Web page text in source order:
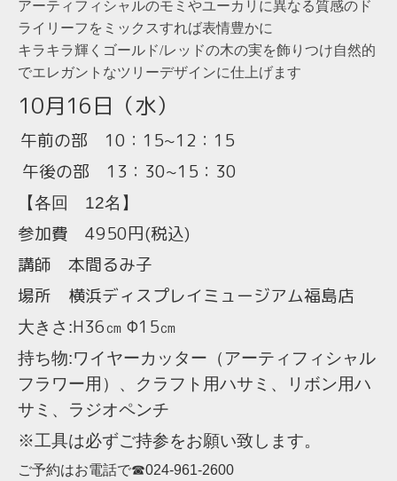
アーティフィシャルのモミやユーカリに異なる質感のド
ライリーフをミックスすれば表情豊かに
キラキラ輝くゴールド/レッドの木の実を飾りつけ自然的
でエレガントなツリーデザインに仕上げます
10月16日（水）
午前の部 10：15~12：15
午後の部 13：30~15：30
【各回 12名】
参加費 4950円(税込)
講師 本間るみ子
場所 横浜ディスプレイミュージアム福島店
大きさ :H36㎝ Φ15㎝
持ち物:ワイヤーカッター（アーティフィシャル
フラワー用）、クラフト用ハサミ、リボン用ハ
サミ 、ラジオペンチ
※工具は必ずご持参をお願い致します。
ご予約はお電話で☎024-961-2600